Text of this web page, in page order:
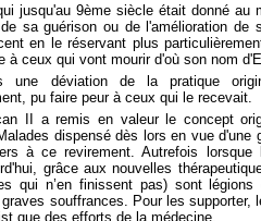
jusqu'au 9ème siècle était donné
sa guérison ou de l'amélioration
en le réservant plus
à ceux qui vont mourir d'où son nom
une déviation de la pratique
pu faire peur à ceux qui le recevait.
II a remis en valeur le concept
dispensé dès lors en vue d'une
à ce revirement. Autrefois
grâce aux nouvelles
qui n’en finissent pas) sont
graves souffrances. Pour les
que des efforts de la médecine.